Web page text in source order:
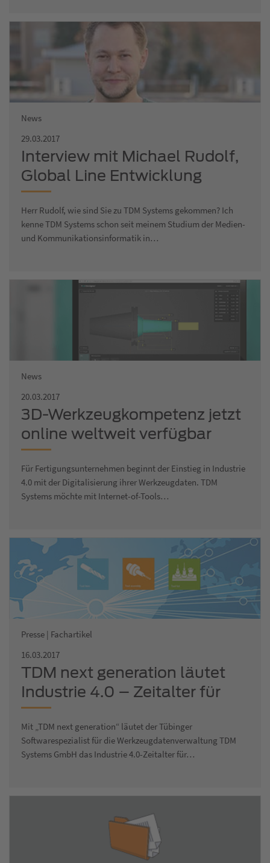
News
29.03.2017
Interview mit Michael Rudolf,
Global Line Entwicklung
Herr Rudolf, wie sind Sie zu TDM Systems gekommen? Ich
kenne TDM Systems schon seit meinem Studium der Medien-
und Kommunikationsinformatik in…
News
20.03.2017
3D-Werkzeugkompetenz jetzt
online weltweit verfügbar
Für Fertigungsunternehmen beginnt der Einstieg in Industrie
4.0 mit der Digitalisierung ihrer Werkzeugdaten. TDM
Systems möchte mit Internet-of-Tools…
Presse | Fachartikel
16.03.2017
TDM next generation läutet
Industrie 4.0 – Zeitalter für
Werkzeuge ein
Mit „TDM next generation“ läutet der Tübinger
Softwarespezialist für die Werkzeugdatenverwaltung TDM
Systems GmbH das Industrie 4.0-Zeitalter für…